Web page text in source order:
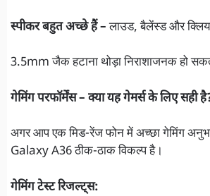
स्पीकर बहुत अच्छे हैं –लाउड, बैलेंस्ड और
3.5mm जैक हटाना थोड़ा निराशाजनक हो
गेमिंग परफॉर्मेंस – क्या यह गेमर्स के लिए सही
अगर आप एक मिड-रेंज फोन में अच्छा गेमिंग
Galaxy A36 ठीक-ठाक विकल्प है।
गेमिंग टेस्ट रिजल्ट्स: